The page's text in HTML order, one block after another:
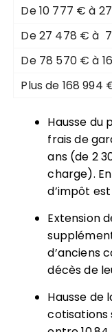
De 10 777 € à
De 27 478 € à
De 78 570 € à
Plus de 168 994
Hausse du
frais de
ans (de 2
charge).
d’impôt
Extension
d’anciens
décès de
Hausse de